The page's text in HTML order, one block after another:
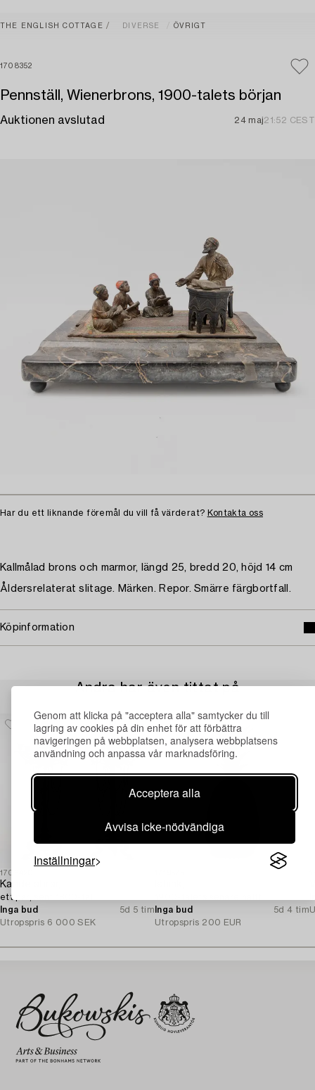
Genom att klicka på "acceptera alla" samtycker du till
lagring av cookies på din enhet för att förbättra
navigeringen på webbplatsen, analysera webbplatsens
användning och anpassa vår marknadsföring.
Acceptera alla
Avvisa icke-nödvändiga
Inställningar
THE ENGLISH COTTAGE DIVERSE ÖVRIGT
1708352
Pennställ, Wienerbrons, 1900-talets början
Auktionen avslutad 24 maj21:52 CEST
Har du ett liknande föremål du vill få värderat? Kontakta oss
Kallmålad brons och marmor, längd 25, bredd 20, höjd 14 cm
Åldersrelaterat slitage. Märken. Repor. Smärre färgbortfall.
Köpinformation
Andra har även tittat på
1706420
Kandelabrar,
ett par, sent 1800-tal.
Inga bud
5d 5 tim
Utropspris 6 000 SEK
Inga bud
5d 4 tim
Utropspris 200 EUR